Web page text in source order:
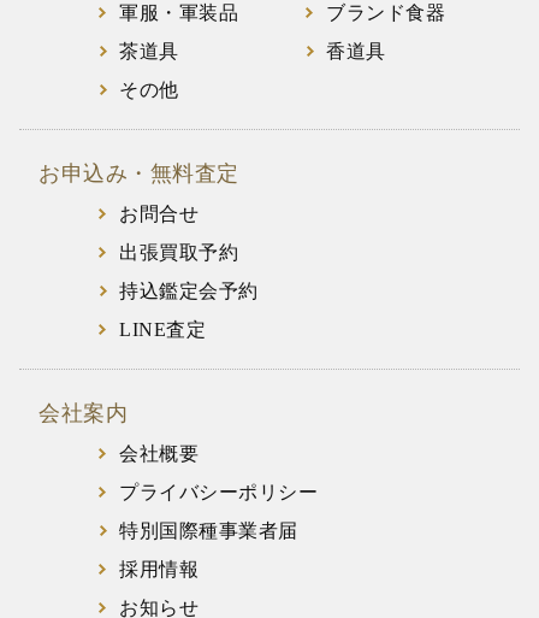
軍服・軍装品
ブランド食器
茶道具
香道具
その他
お申込み・無料査定
お問合せ
出張買取予約
持込鑑定会予約
LINE査定
会社案内
会社概要
プライバシーポリシー
特別国際種事業者届
採用情報
お知らせ